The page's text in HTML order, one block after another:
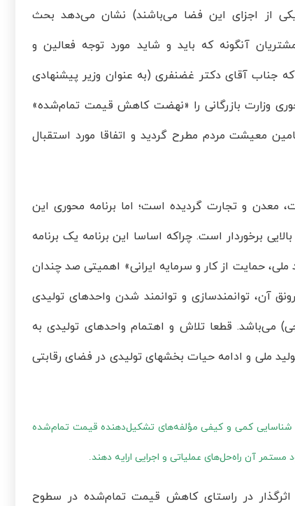
از اجزای این فضا می‌باشند) نشان می‌دهد بحث
آنگونه که باید و شاید مورد توجه فعالین و
جناب آقای دکتر غضنفری (به عنوان وزیر پیشنهادی
اسلامی) در سال 1388 برنامه کلیدی و محوری وزارت بازرگانی را «نهضت کاهش قیمت تمام‌شده»
معیشت مردم مطرح گردید و اتفاقا مورد استقبال
معدن و تجارت گردیده است؛ اما برنامه محوری این
برخوردار است. چراکه اساسا این برنامه یک برنامه
حمایت از کار و سرمایه ایرانی» اهمیتی صد چندان
آن، توانمندسازی و توانمند شدن واحدهای تولیدی
می‌باشد. قطعا تلاش و اهتمام واحدهای تولیدی به
ملی و ادامه حیات بخشهای تولیدی در فضای رقابتی
شناسایی کمی و کیفی مؤلفه‌های تشکیل‌دهنده قیمت تمام‌شده
آن راه‌حل‌های عملیاتی و اجرایی ارایه دهند.
اثرگذار در راستای کاهش قیمت تمام‌شده در سطوح